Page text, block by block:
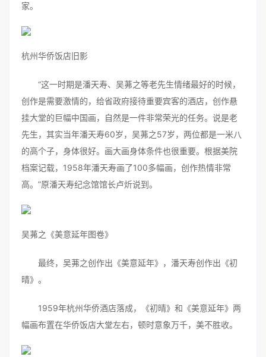
家。
杭州华侨饭店旧影
“这一时期是潘天寿、吴茀之等老先生情绪最好的时候，
创作是需要激情的，给省政府接待重要宾客的酒店，创作悬
挂大堂的巨幅中国画，自然是一件非常荣光的任务。说是老
先生，其实当年潘天寿60岁，吴茀之57岁，两位都是一米八
的高个子，身体很好。画大画身体条件也很重要。根据美院
档案记载，1958年潘天寿画了100多幅画，创作热情非常
高。”原潘天寿纪念馆馆长卢炘说到。
吴茀之《美意延年图卷》
最终，吴茀之创作出《美意延年》，潘天寿创作出《初
晴》。
1959年杭州华侨酒店落成，《初晴》和《美意延年》两
幅画布置在华侨饭店大堂左右，顿时意象万千，美不胜收。